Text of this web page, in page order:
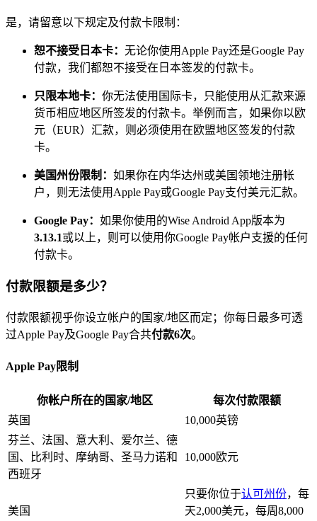
是，请留意以下规定及付款卡限制：
恕不接受日本卡： 无论你使用Apple Pay还是Google Pay
付款，我们都恕不接受在日本签发的付款卡。
只限本地卡： 你无法使用国际卡，只能使用从汇款来源
货币相应地区所签发的付款卡。举例而言，如果你以欧
元（EUR）汇款，则必须使用在欧盟地区签发的付款
卡。
美国州份限制： 如果你在内华达州或美国领地注册帐
户，则无法使用Apple Pay或Google Pay支付美元汇款。
Google Pay： 如果你使用的Wise Android App版本为
3.13.1或以上，则可以使用你Google Pay帐户支援的任何
付款卡。
付款限额是多少？
付款限额视乎你设立帐户的国家/地区而定；你每日最多可透
过Apple Pay及Google Pay合共付款6次。
Apple Pay限制
你帐户所在的国家/地区
每次付款限额
英国
10,000英镑
芬兰、法国、意大利、爱尔兰、德
国、比利时、摩纳哥、圣马力诺和
西班牙
10,000欧元
美国
只要你位于认可州份，每
天2,000美元，每周8,000